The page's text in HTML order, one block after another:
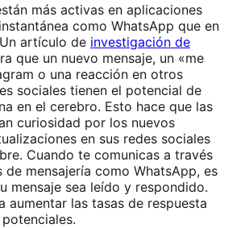
más activas en aplicaciones
como WhatsApp que en
artículo de investigación de
que un nuevo mensaje, un «me
o una reacción en otros
sociales tienen el potencial de
en el cerebro. Esto hace que las
curiosidad por los nuevos
en sus redes sociales
Cuando te comunicas a través
mensajería como WhatsApp, es
mensaje sea leído y respondido.
aumentar las tasas de respuesta